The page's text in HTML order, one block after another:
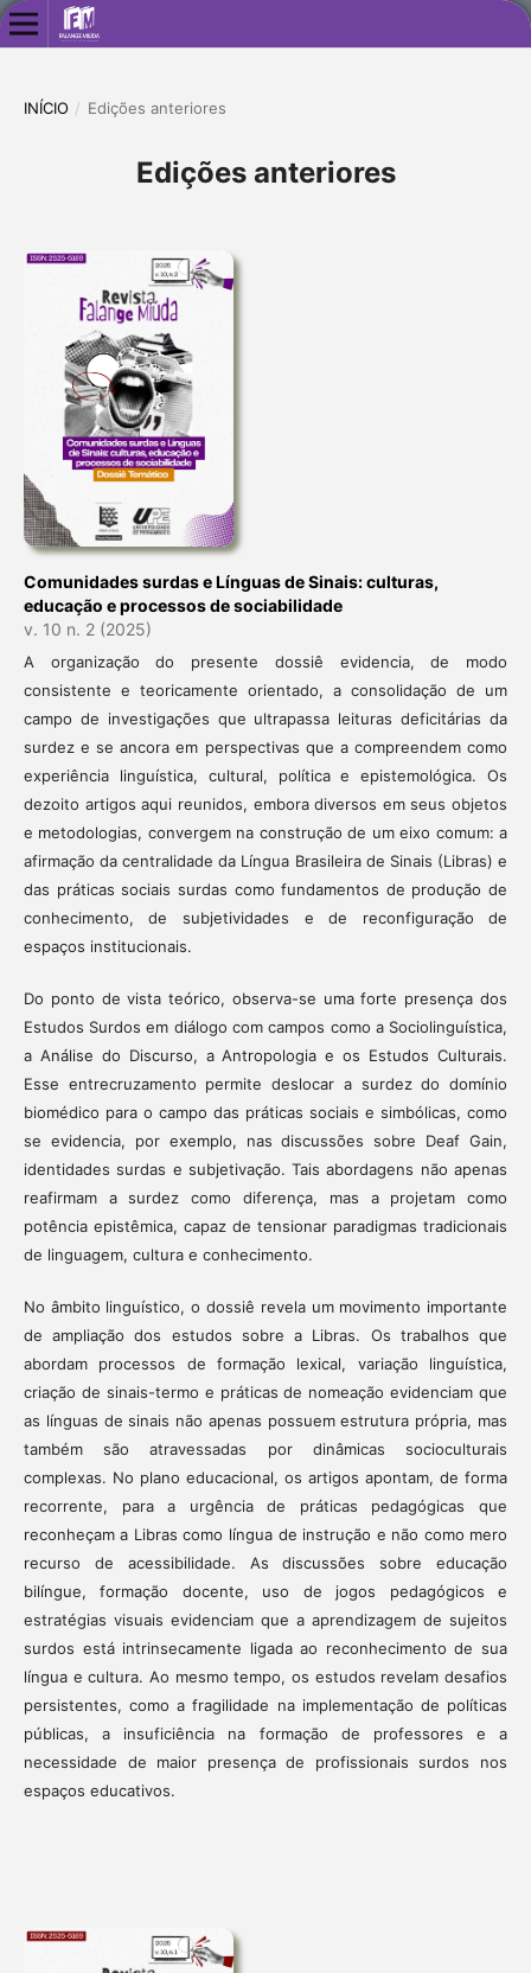
INÍCIO / Edições anteriores
Edições anteriores
Comunidades surdas e Línguas de Sinais: culturas,
educação e processos de sociabilidade
v. 10 n. 2 (2025)
A organização do presente dossiê evidencia, de modo
consistente e teoricamente orientado, a consolidação de um
campo de investigações que ultrapassa leituras deficitárias da
surdez e se ancora em perspectivas que a compreendem como
experiência linguística, cultural, política e epistemológica. Os
dezoito artigos aqui reunidos, embora diversos em seus objetos
e metodologias, convergem na construção de um eixo comum: a
afirmação da centralidade da Língua Brasileira de Sinais (Libras) e
das práticas sociais surdas como fundamentos de produção de
conhecimento, de subjetividades e de reconfiguração de
espaços institucionais.
Do ponto de vista teórico, observa-se uma forte presença dos
Estudos Surdos em diálogo com campos como a Sociolinguística,
a Análise do Discurso, a Antropologia e os Estudos Culturais.
Esse entrecruzamento permite deslocar a surdez do domínio
biomédico para o campo das práticas sociais e simbólicas, como
se evidencia, por exemplo, nas discussões sobre Deaf Gain,
identidades surdas e subjetivação. Tais abordagens não apenas
reafirmam a surdez como diferença, mas a projetam como
potência epistêmica, capaz de tensionar paradigmas tradicionais
de linguagem, cultura e conhecimento.
No âmbito linguístico, o dossiê revela um movimento importante
de ampliação dos estudos sobre a Libras. Os trabalhos que
abordam processos de formação lexical, variação linguística,
criação de sinais-termo e práticas de nomeação evidenciam que
as línguas de sinais não apenas possuem estrutura própria, mas
também são atravessadas por dinâmicas socioculturais
complexas. No plano educacional, os artigos apontam, de forma
recorrente, para a urgência de práticas pedagógicas que
reconheçam a Libras como língua de instrução e não como mero
recurso de acessibilidade. As discussões sobre educação
bilíngue, formação docente, uso de jogos pedagógicos e
estratégias visuais evidenciam que a aprendizagem de sujeitos
surdos está intrinsecamente ligada ao reconhecimento de sua
língua e cultura. Ao mesmo tempo, os estudos revelam desafios
persistentes, como a fragilidade na implementação de políticas
públicas, a insuficiência na formação de professores e a
necessidade de maior presença de profissionais surdos nos
espaços educativos.